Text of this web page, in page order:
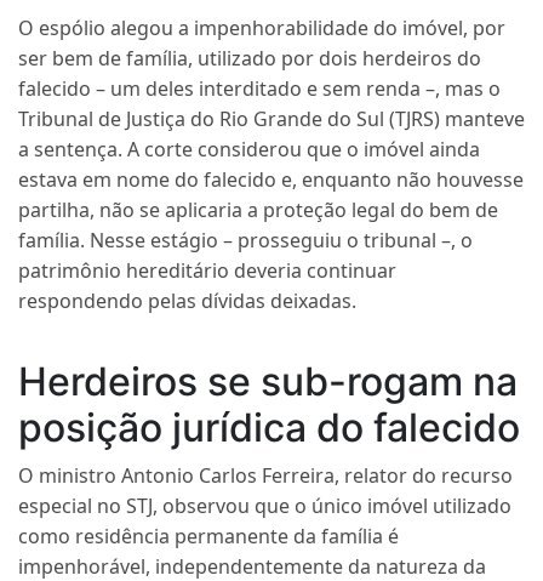
O espólio alegou a impenhorabilidade do imóvel, por
ser bem de família, utilizado por dois herdeiros do
falecido – um deles interditado e sem renda –, mas o
Tribunal de Justiça do Rio Grande do Sul (TJRS) manteve
a sentença. A corte considerou que o imóvel ainda
estava em nome do falecido e, enquanto não houvesse
partilha, não se aplicaria a proteção legal do bem de
família. Nesse estágio – prosseguiu o tribunal –, o
patrimônio hereditário deveria continuar
respondendo pelas dívidas deixadas.
Herdeiros se sub-rogam na
posição jurídica do falecido
O ministro Antonio Carlos Ferreira, relator do recurso
especial no STJ, observou que o único imóvel utilizado
como residência permanente da família é
impenhorável, independentemente da natureza da